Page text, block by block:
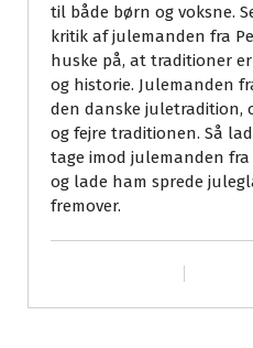
til både børn og voksne.
kritik af julemanden fra
huske på, at traditioner
og historie. Julemanden
den danske juletradition,
og fejre traditionen. Så
tage imod julemanden
og lade ham sprede
fremover.